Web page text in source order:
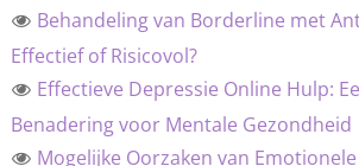
Behandeling van Borderline met
Effectief of Risicovol?
Effectieve Depressie Online Hulp:
Benadering voor Mentale Gezondheid
Mogelijke Oorzaken van